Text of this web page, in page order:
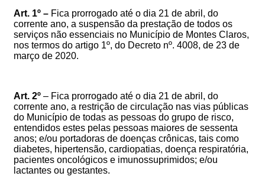
Art. 1º – Fica prorrogado até o dia 21 de abril, do
corrente ano, a suspensão da prestação de todos os
serviços não essenciais no Município de Montes Claros,
nos termos do artigo 1º, do Decreto nº. 4008, de 23 de
março de 2020.
Art. 2º – Fica prorrogado até o dia 21 de abril, do
corrente ano, a restrição de circulação nas vias públicas
do Município de todas as pessoas do grupo de risco,
entendidos estes pelas pessoas maiores de sessenta
anos; e/ou portadoras de doenças crônicas, tais como
diabetes, hipertensão, cardiopatias, doença respiratória,
pacientes oncológicos e imunossuprimidos; e/ou
lactantes ou gestantes.